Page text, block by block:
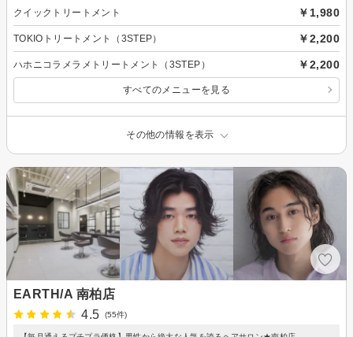
クイックトリートメント ￥1,980
TOKIOトリートメント（3STEP） ￥2,200
ハホニコラメラメトリートメント（3STEP） ￥2,200
すべてのメニューを見る
その他の情報を表示
EARTH/A 南柏店
4.5
(55件)